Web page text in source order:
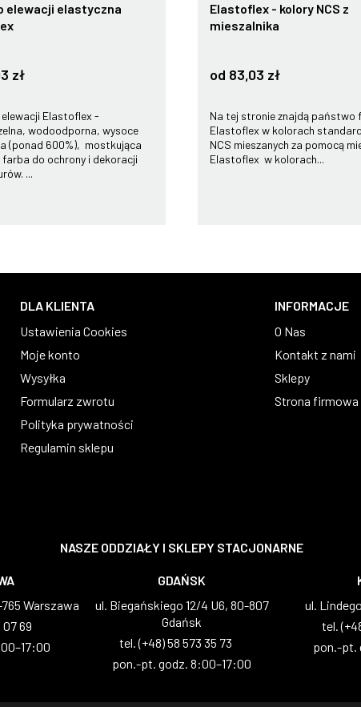
elewacji elastyczna
zł
Elastoflex -
wodoodporna, wysoce
(ponad 600%), mostkująca
farba do ochrony i dekoracji
...
Elastoflex - kolory NCS z
mieszalnika
od 83,03 zł
Na tej stronie znajdą państwo
Elastoflex w kolorach
NCS mieszanych za pomocą
Elastoflex w kolorach...
DLA KLIENTA
Ustawienia Cookies
Moje konto
Wysyłka
Formularz zwrotu
Polityka prywatności
Regulamin sklepu
INFORMACJE
O Nas
Kontakt z nami
Sklepy
Strona firmowa
NASZE ODDZIAŁY I SKLEPY STACJONARNE
Warszawa
07 69
GDAŃSK
ul. Biegańskiego 12/4 U6, 80-807
Gdańsk
tel. (+48) 58 573 35 73
pon.-pt. godz. 8:00–17:00
ul.
tel.
pon.-pt.